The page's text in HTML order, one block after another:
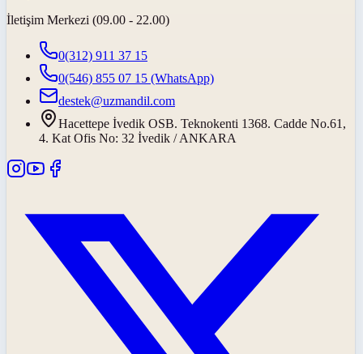
İletişim Merkezi (09.00 - 22.00)
0(312) 911 37 15
0(546) 855 07 15 (WhatsApp)
destek@uzmandil.com
Hacettepe İvedik OSB. Teknokenti 1368. Cadde No.61,
4. Kat Ofis No: 32 İvedik / ANKARA